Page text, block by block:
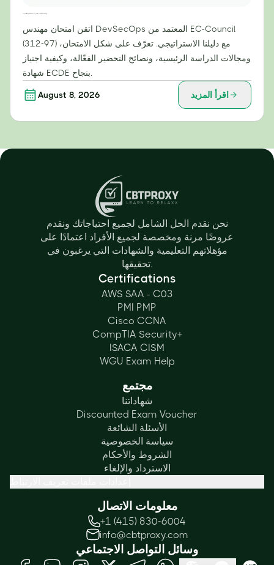
اتقن امتحان مهندس DevSecOps المعتمد من EC-Council
(312-97) مع دليلنا الاستراتيجي. تعرّف على شكل الامتحان،
ومجالات الدراسة الرئيسية، ونصائح التحضير الفعّالة، وكيفية اجتياز
August 8, 2026 اقرأ المزيد
نحن نقدم الحل الشامل لجميع احتياجاتك ونقدم
عروضًا مرنة ومخصصة لجميع الأفراد اعتمادًا على
مؤهلاتهم التعليمية والشهادات التي يرغبون في
تحقيقها.
Certifications
AWS SAA - C03
PMI PMP
Cisco CCNA
CompTIA Security+
ISACA CISM
WGU Exam Help
مجتمع
شهاداتنا
Discounted Exam Voucher
الأسئلة الشائعة
سياسة الخصوصية
الشروط والأحكام
الاسترداد والإلغاء
معلومات الاتصال
+1 (415) 830-6004
info@cbtproxy.com
وسائل التواصل الاجتماعي